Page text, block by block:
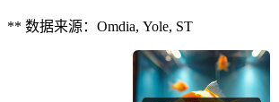
** 数据来源：Omdia, Yole, ST